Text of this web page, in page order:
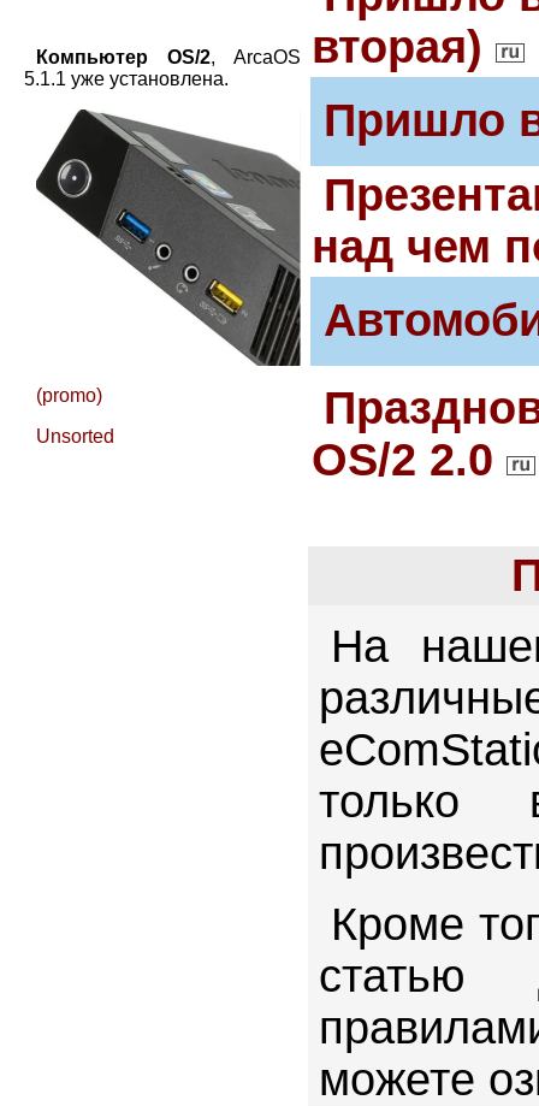
Компьютер OS/2, ArcaOS
5.1.1 уже установлена.
(promo)
Unsorted
вторая)
Пришло
над чем
OS/2 2.0
На
только
Кроме
можете